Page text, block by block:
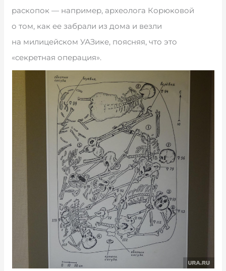
раскопок — например, археолога Корюковой
о том, как ее забрали из дома и везли
на милицейском УАЗике, поясняя, что это
«секретная операция».